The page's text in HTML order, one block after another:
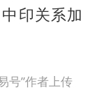
印关系加
号”作者上传